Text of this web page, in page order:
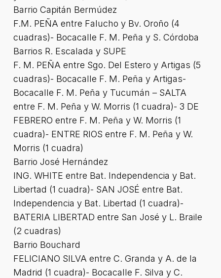
Barrio Capitán Bermúdez
F.M. PEÑA entre Falucho y Bv. Oroño (4
cuadras)- Bocacalle F. M. Peña y S. Córdoba
Barrios R. Escalada y SUPE
F. M. PEÑA entre Sgo. Del Estero y Artigas (5
cuadras)- Bocacalle F. M. Peña y Artigas-
Bocacalle F. M. Peña y Tucumán – SALTA
entre F. M. Peña y W. Morris (1 cuadra)- 3 DE
FEBRERO entre F. M. Peña y W. Morris (1
cuadra)- ENTRE RIOS entre F. M. Peña y W.
Morris (1 cuadra)
Barrio José Hernández
ING. WHITE entre Bat. Independencia y Bat.
Libertad (1 cuadra)- SAN JOSÉ entre Bat.
Independencia y Bat. Libertad (1 cuadra)-
BATERIA LIBERTAD entre San José y L. Braile
(2 cuadras)
Barrio Bouchard
FELICIANO SILVA entre C. Granda y A. de la
Madrid (1 cuadra)- Bocacalle F. Silva y C.